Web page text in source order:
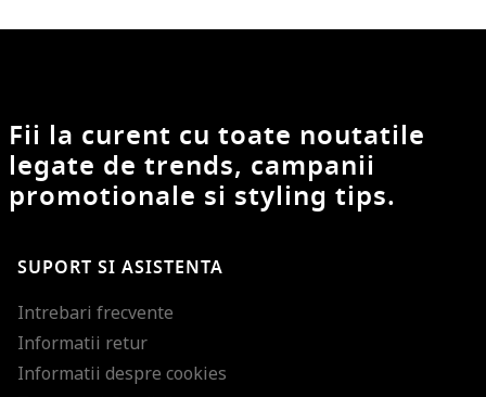
Fii la curent cu toate noutatile
legate de trends, campanii
promotionale si styling tips.
SUPORT SI ASISTENTA
Intrebari frecvente
Informatii retur
Informatii despre cookies